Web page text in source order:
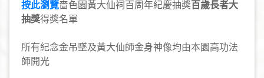
按此瀏覽嗇色園黃大仙祠百周年紀慶抽獎百歲長者大
抽獎得獎名單
所有紀念金吊墜及黃大仙師金身神像均由本園高功法
師開光